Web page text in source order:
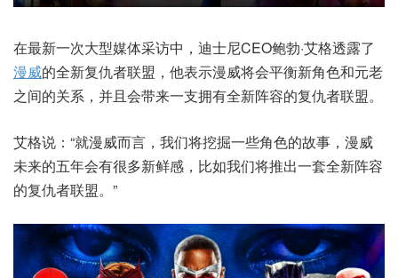
在最新一次大型媒体采访中，迪士尼CEO鲍勃·艾格透露了
漫威的全新复仇者联盟，他表示漫威将会平衡新角色和元老
之间的关系，并且会带来一支拥有全新阵容的复仇者联盟。
艾格说：“就漫威而言，我们将挖掘一些角色的故事，漫威
未来的五年会有很多新鲜感，比如我们将推出一套全新阵容
的复仇者联盟。”